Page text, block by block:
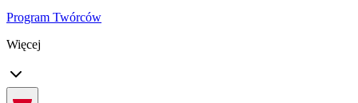
Program Twórców
Więcej